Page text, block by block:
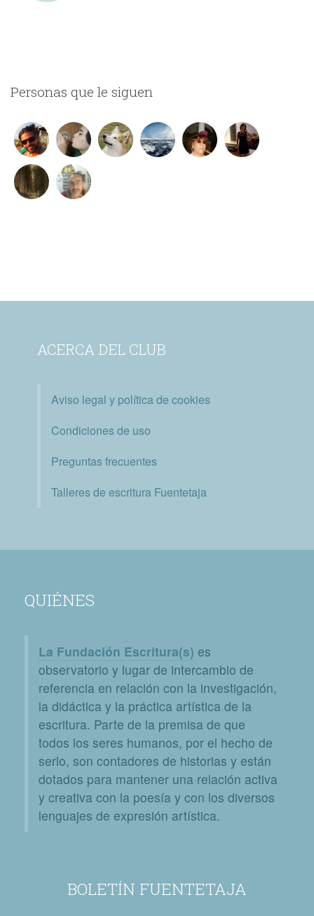
Personas que le siguen
ACERCA DEL CLUB
Aviso legal y política de cookies
Condiciones de uso
Preguntas frecuentes
Talleres de escritura Fuentetaja
QUIÉNES
La Fundación Escritura(s) es
observatorio y lugar de intercambio de
referencia en relación con la investigación,
la didáctica y la práctica artística de la
escritura. Parte de la premisa de que
todos los seres humanos, por el hecho de
serlo, son contadores de historias y están
dotados para mantener una relación activa
y creativa con la poesía y con los diversos
lenguajes de expresión artística.
BOLETÍN FUENTETAJA